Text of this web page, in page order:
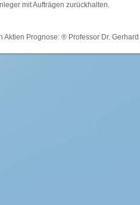
mit Aufträgen zurückhalten.
Aktien Prognose: ® Professor Dr.